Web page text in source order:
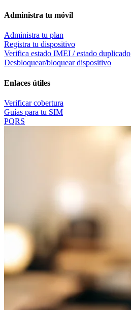
Administra tu móvil
Administra tu plan
Registra tu dispositivo
Verifica estado IMEI / estado duplicado
Desbloquear/bloquear dispositivo
Enlaces útiles
Verificar cobertura
Guías para tu SIM
PQRS